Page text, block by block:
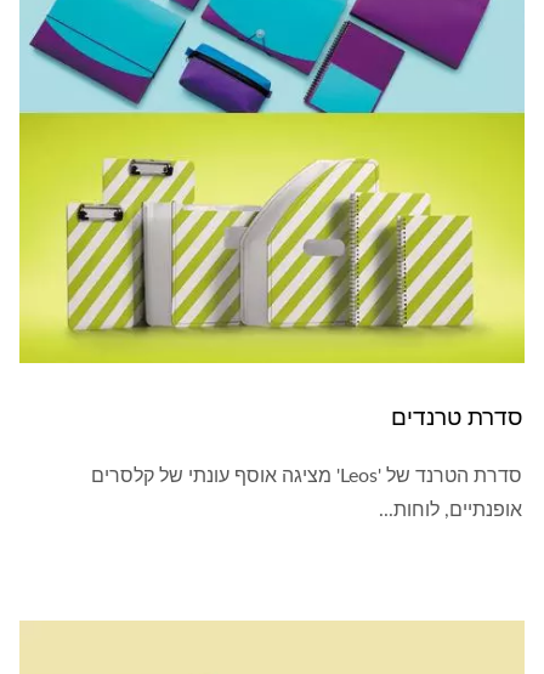
סדרת טרנדים
סדרת הטרנד של 'Leos' מציגה אוסף עונתי של קלסרים
אופנתיים, לוחות...